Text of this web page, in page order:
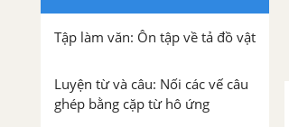
Tập làm văn: Ôn tập về tả đồ vật
Luyện từ và câu: Nối các vế câu
ghép bằng cặp từ hô ứng